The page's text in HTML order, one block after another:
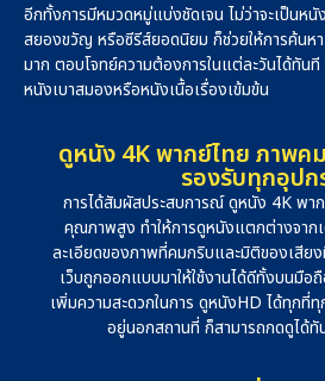
อีกทั้งการมีหมวดหมู่แบ่งชัดเจน ไม่ว่าจะเป็นห
สยองขวัญ หรือซีรีส์ยอดนิยม ก็ช่วยให้การค้นห
มาก ตอบโจทย์ความต้องการในแต่ละวันได้ทัน
หนังเบาสมองหรือหนังเนื้อเรื่องเข้มข้น
ดูหนัง 4K พากย์ไทย ภาพค
รองรับทุกอุป
การได้สัมผัสประสบการณ์ ดูหนัง 4K พา
คุณภาพสูง ทำให้การดูหนังแตกต่างจาก
ละเอียดของภาพที่คมกริบและมิติของเสีย
เว็บถูกออกแบบมาให้ใช้งานได้ดีทั้งบนมื
เพิ่มความสะดวกในการ ดูหนังHD ได้ทุกที่ทุ
อยู่นอกสถานที่ ก็สามารถกดดูได้ทั